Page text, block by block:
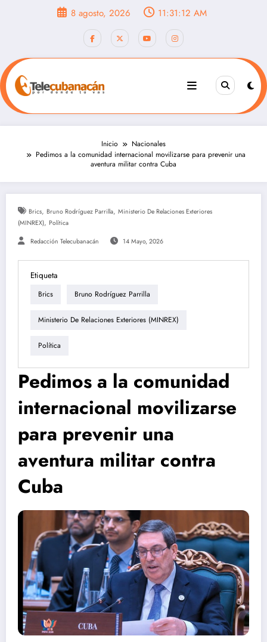
8 agosto, 2026 11:31:13 AM
Inicio
Nacionales
Pedimos a la comunidad internacional movilizarse para prevenir una
aventura militar contra Cuba
Brics, Bruno Rodríguez Parrilla, Ministerio De Relaciones Exteriores
(MINREX), Política
Redacción Telecubanacán 14 Mayo, 2026
Etiqueta
Brics Bruno Rodríguez Parrilla
Ministerio De Relaciones Exteriores (MINREX)
Política
Pedimos a la comunidad
internacional movilizarse
para prevenir una
aventura militar contra
Cuba